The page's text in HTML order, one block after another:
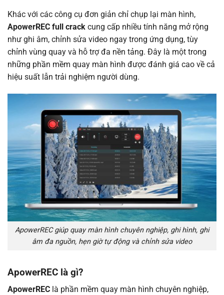
Khác với các công cụ đơn giản chỉ chụp lại màn hình,
ApowerREC full crack cung cấp nhiều tính năng mở rộng
như ghi âm, chỉnh sửa video ngay trong ứng dụng, tùy
chỉnh vùng quay và hỗ trợ đa nền tảng. Đây là một trong
những phần mềm quay màn hình được đánh giá cao về cả
hiệu suất lẫn trải nghiệm người dùng.
ApowerREC giúp quay màn hình chuyên nghiệp, ghi hình, ghi
âm đa nguồn, hẹn giờ tự động và chỉnh sửa video
ApowerREC là gì?
ApowerREC là phần mềm quay màn hình chuyên nghiệp,